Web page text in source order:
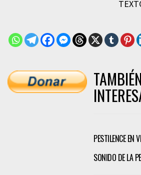
PESTILENCE EN
SONIDO DE LA